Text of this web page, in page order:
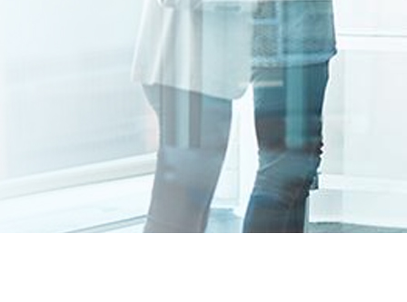
竞争性和有活力的选拔任用制度，做到人尽其用、